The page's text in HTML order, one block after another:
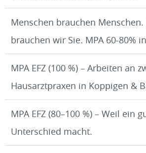
Menschen brauchen Menschen.
brauchen wir Sie. MPA 60-80%
MPA EFZ (100 %) – Arbeiten an
Hausarztpraxen in Koppigen &
MPA EFZ (80–100 %) – Weil ein
Unterschied macht.